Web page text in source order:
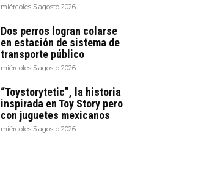
miércoles 5 agosto 2026
Dos perros logran colarse
en estación de sistema de
transporte público
miércoles 5 agosto 2026
“Toystorytetic”, la historia
inspirada en Toy Story pero
con juguetes mexicanos
miércoles 5 agosto 2026